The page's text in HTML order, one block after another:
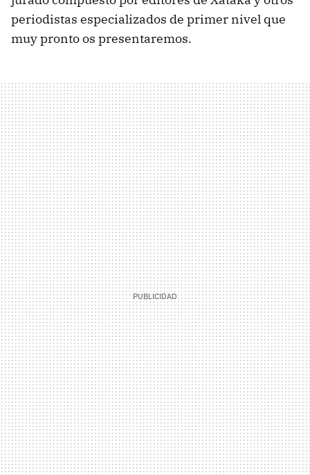
periodistas especializados de primer nivel que
muy pronto os presentaremos.